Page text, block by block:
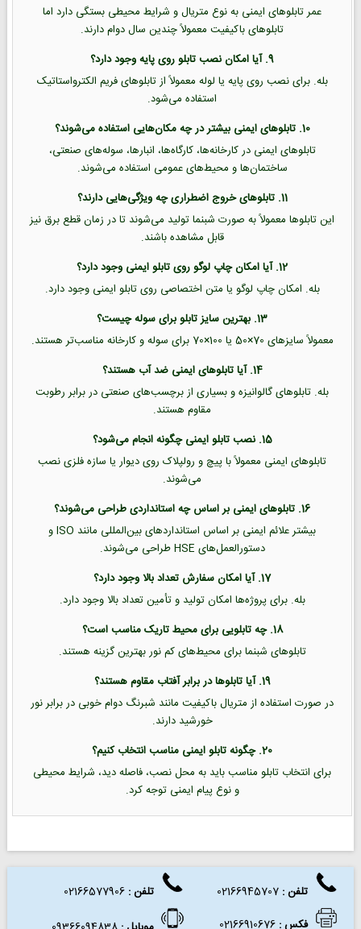
عمر تابلوهای ایمنی به نوع متریال و شرایط محیطی بستگی دارد اما
تابلوهای باکیفیت معمولاً چندین سال دوام دارند.
9. آیا امکان نصب تابلو روی پایه وجود دارد؟
بله. برای نصب روی پایه یا لوله معمولاً از تابلوهای فریم الکترواستاتیک
استفاده می‌شود.
10. تابلوهای ایمنی بیشتر در چه مکان‌هایی استفاده می‌شوند؟
تابلوهای ایمنی در کارخانه‌ها، کارگاه‌ها، انبارها، سوله‌های صنعتی،
ساختمان‌ها و محیط‌های عمومی استفاده می‌شوند.
11. تابلوهای خروج اضطراری چه ویژگی‌هایی دارند؟
این تابلوها معمولاً به صورت شبنما تولید می‌شوند تا در زمان قطع برق نیز
قابل مشاهده باشند.
12. آیا امکان چاپ لوگو روی تابلو ایمنی وجود دارد؟
بله. امکان چاپ لوگو یا متن اختصاصی روی تابلو ایمنی وجود دارد.
13. بهترین سایز تابلو برای سوله چیست؟
معمولاً سایزهای 70×50 یا 100×70 برای سوله و کارخانه مناسب‌تر هستند.
14. آیا تابلوهای ایمنی ضد آب هستند؟
بله. تابلوهای گالوانیزه و بسیاری از برچسب‌های صنعتی در برابر رطوبت
مقاوم هستند.
15. نصب تابلو ایمنی چگونه انجام می‌شود؟
تابلوهای ایمنی معمولاً با پیچ و رولپلاک روی دیوار یا سازه فلزی نصب
می‌شوند.
16. تابلوهای ایمنی بر اساس چه استانداردی طراحی می‌شوند؟
بیشتر علائم ایمنی بر اساس استانداردهای بین‌المللی مانند ISO و
دستورالعمل‌های HSE طراحی می‌شوند.
17. آیا امکان سفارش تعداد بالا وجود دارد؟
بله. برای پروژه‌ها امکان تولید و تأمین تعداد بالا وجود دارد.
18. چه تابلویی برای محیط تاریک مناسب است؟
تابلوهای شبنما برای محیط‌های کم نور بهترین گزینه هستند.
19. آیا تابلوها در برابر آفتاب مقاوم هستند؟
در صورت استفاده از متریال باکیفیت مانند شبرنگ دوام خوبی در برابر نور
خورشید دارند.
20. چگونه تابلو ایمنی مناسب انتخاب کنیم؟
برای انتخاب تابلو مناسب باید به محل نصب، فاصله دید، شرایط محیطی
و نوع پیام ایمنی توجه کرد.
تلفن : تلفن:
02166577906
فکس:
02166910676